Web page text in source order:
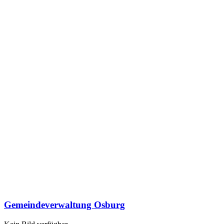
Gemeindeverwaltung Osburg